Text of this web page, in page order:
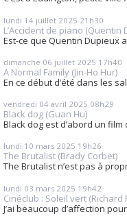
lundi 14 juillet 2025 21h30
L’Accident de piano (Quentin
Est-ce que Quentin Dupieux
dimanche 06 juillet 2025 17h40
A Normal Family (Jin-Ho Hur)
En ce début d’été dans les
vendredi 04 avril 2025 08h29
Black dog (Guan Hu)
Black dog est d’abord un film
lundi 10 mars 2025 19h26
The Brutalist (Brady Corbet)
The Brutalist n’est pas à
lundi 03 mars 2025 19h42
Cinéclub : Soleil vert (Richard
J’ai beaucoup d’affection